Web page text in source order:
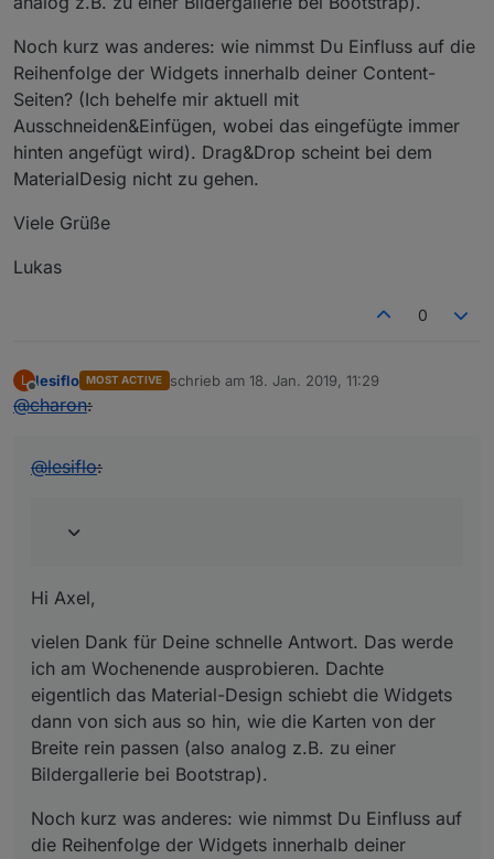
Noch kurz was anderes: wie nimmst Du Einfluss auf die
Reihenfolge der Widgets innerhalb deiner Content-
Seiten? (Ich behelfe mir aktuell mit
Ausschneiden&Einfügen, wobei das eingefügte immer
hinten angefügt wird). Drag&Drop scheint bei dem
MaterialDesig nicht zu gehen.
Viele Grüße
Lukas
0
L
Offline
lesiflo MOST ACTIVE schrieb am 18. Jan. 2019, 11:29
zuletzt editiert von
@charon:
@lesiflo:
Hi Axel,
vielen Dank für Deine schnelle Antwort. Das werde
ich am Wochenende ausprobieren. Dachte
eigentlich das Material-Design schiebt die Widgets
dann von sich aus so hin, wie die Karten von der
Breite rein passen (also analog z.B. zu einer
Bildergallerie bei Bootstrap).
Noch kurz was anderes: wie nimmst Du Einfluss auf
die Reihenfolge der Widgets innerhalb deiner